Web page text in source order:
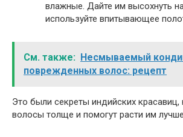
влажные. Дайте им высохнуть
используйте впитывающее
См. также: Несмываемый
поврежденных волос: рецепт
Это были секреты индийских
волосы толще и помогут расти им